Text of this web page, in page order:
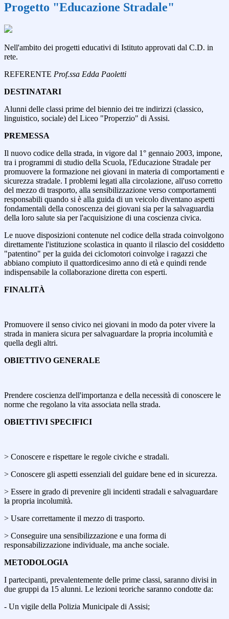
Progetto "Educazione Stradale"
Nell'ambito dei progetti educativi di Istituto approvati dal C.D. in
rete.
REFERENTE Prof.ssa Edda Paoletti
DESTINATARI
Alunni delle classi prime del biennio dei tre indirizzi (classico,
linguistico, sociale) del Liceo "Properzio" di Assisi.
PREMESSA
Il nuovo codice della strada, in vigore dal 1° gennaio 2003, impone,
tra i programmi di studio della Scuola, l'Educazione Stradale per
promuovere la formazione nei giovani in materia di comportamenti e
sicurezza stradale. I problemi legati alla circolazione, all'uso corretto
del mezzo di trasporto, alla sensibilizzazione verso comportamenti
responsabili quando si è alla guida di un veicolo diventano aspetti
fondamentali della conoscenza dei giovani sia per la salvaguardia
della loro salute sia per l'acquisizione di una coscienza civica.
Le nuove disposizioni contenute nel codice della strada coinvolgono
direttamente l'istituzione scolastica in quanto il rilascio del cosiddetto
"patentino" per la guida dei ciclomotori coinvolge i ragazzi che
abbiano compiuto il quattordicesimo anno di età e quindi rende
indispensabile la collaborazione diretta con esperti.
FINALITÀ
Promuovere il senso civico nei giovani in modo da poter vivere la
strada in maniera sicura per salvaguardare la propria incolumità e
quella degli altri.
OBIETTIVO GENERALE
Prendere coscienza dell'importanza e della necessità di conoscere le
norme che regolano la vita associata nella strada.
OBIETTIVI SPECIFICI
> Conoscere e rispettare le regole civiche e stradali.
> Conoscere gli aspetti essenziali del guidare bene ed in sicurezza.
> Essere in grado di prevenire gli incidenti stradali e salvaguardare
la propria incolumità.
> Usare correttamente il mezzo di trasporto.
> Conseguire una sensibilizzazione e una forma di
responsabilizzazione individuale, ma anche sociale.
METODOLOGIA
I partecipanti, prevalentemente delle prime classi, saranno divisi in
due gruppi da 15 alunni. Le lezioni teoriche saranno condotte da:
- Un vigile della Polizia Municipale di Assisi;